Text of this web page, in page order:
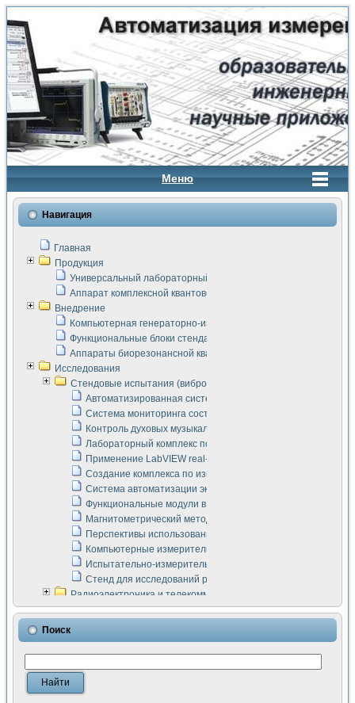
Меню
Навигация
Главная
Продукция
Универсальный лабораторный стенд "Сигнал-USB"
Аппарат комплексной квантовой терапии Интроскан
Внедрение
Компьютерная генераторно-измерительная система
Функциональные блоки стенда "Сигнал-USB"
Аппараты биорезонансной квантовой терапии серии СКАН
Исследования
Стендовые испытания (виброакустика, тензометрия и т.п.)
Автоматизированная система измерения параметров
Система мониторинга состояния тяговых
Контроль духовых музыкальных инструментов
Лабораторный комплекс по исследованию элементной
Применение LabVIEW real-time module для
Создание комплекса по измерению скорости подвижного
Система автоматизации экспериментальных
Функциональные модули в стандарте Nl SCXI для
Магнитометрический метод в дефектоскопии сварных
Перспективы использования машинного зрения в
Компьютерные измерительные системы для
Испытательно-измерительный комплекс аппаратуры для
Стенд для исследований рабочих процессов ДВС в
Радиоэлектроника и телекоммуникации
LabVIEW в расчетах радиолиний систем передачи данных
Аппаратно-программный комплекс для исследования
Виртуальный лабораторный стенд для исследования
Измерение шумовых параметров операционных
Измерительный преобразователь на основе цифровой
Поиск